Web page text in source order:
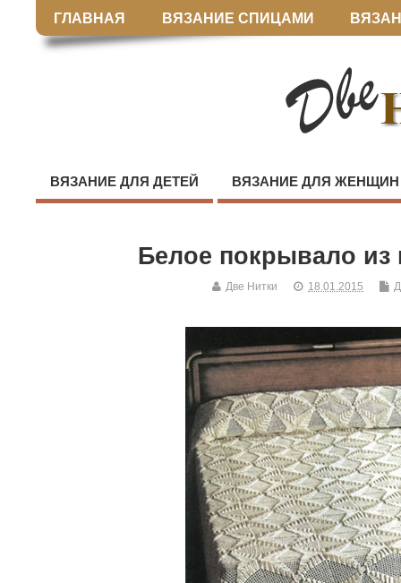
ГЛАВНАЯ ВЯЗАНИЕ СПИЦАМИ
ВЯЗАНИЕ ДЛЯ ДЕТЕЙ ВЯЗАНИЕ ДЛЯ ЖЕНЩИН
Белое покрывало из
Две Нитки 18.01.2015